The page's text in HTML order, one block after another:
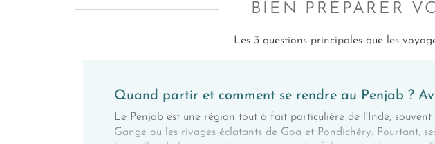
BIEN PRÉPARER
Les 3 questions principales que les
Quand partir et comment se rendre au Penjab ?
Le Penjab est une région tout à fait particulière de l'Inde,
Gange ou les rivages éclatants de Goa et Pondichéry. Pourtant,